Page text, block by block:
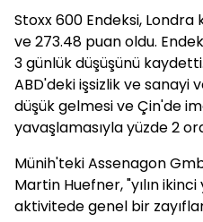
Stoxx 600 Endeksi,
ve 273.48 puan oldu.
3 günlük düşüşünü
ABD'deki işsizlik ve sanayi
düşük gelmesi ve Çin'de
yavaşlamasıyla yüzde 2
Münih'teki Assenagon
Martin Huefner, "yılın
aktivitede genel bir